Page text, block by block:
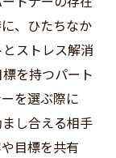
、ひたちなか
ストレス解消
を持つパート
を選ぶ際に
し合える相手
目標を共有